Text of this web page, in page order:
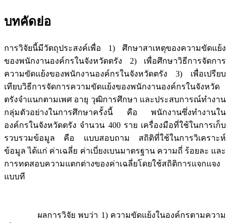
บทคัดย่อ
การวิจัยนี้มีวัตถุประสงค์เพื่อ 1) ศึกษาสาเหตุของความขัดแย้ง
ของพนักงานองค์กรในจังหวัดตรัง 2) เพื่อศึกษาวิธีการจัดการ
ความขัดแย้งของพนักงานองค์กรในจังหวัดตรัง 3) เพื่อเปรียบ
เทียบวิธีการจัดการความขัดแย้งของพนักงานองค์กรในจังหวัด
ตรังจำแนกตามเพศ อายุ วุฒิการศึกษา และประสบการณ์ทำงาน
กลุ่มตัวอย่างในการศึกษาครั้งนี้ คือ พนักงานซึ่งทำงานใน
องค์กรในจังหวัดตรัง จำนวน 400 ราย เครื่องมือที่ใช้ในการเก็บ
รวบรวมข้อมูล คือ แบบสอบถาม สถิติที่ใช้ในการวิเคราะห์
ข้อมูล ได้แก่ ค่าเฉลี่ย ค่าเบี่ยงเบนมาตรฐาน ความถี่ ร้อยละ และ
การทดสอบความแตกต่างของค่าเฉลี่ยโดยใช้สถิติการแจกแจง
แบบที
ผลการวิจัย พบว่า 1) ความขัดแย้งในองค์กรตามความ